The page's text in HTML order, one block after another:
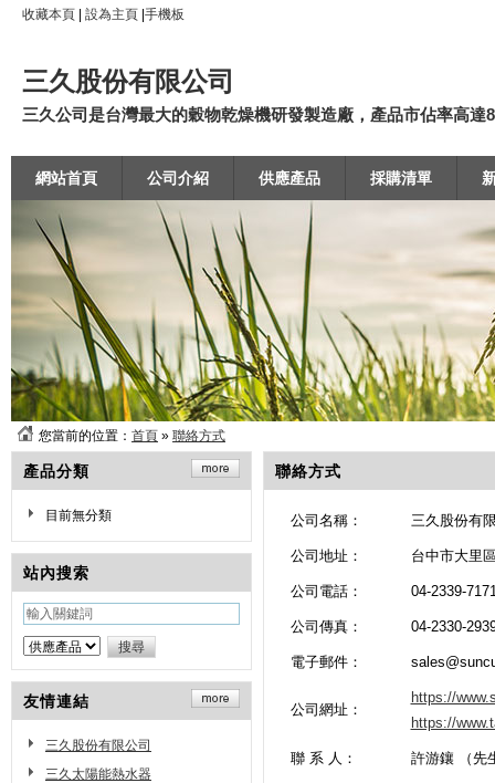
收藏本頁 設為主頁 手機板
三久股份有限公司
三久公司是台灣最大的穀物乾燥機研發製造廠，產品市佔率高達
網站首頁 公司介紹 供應產品 採購清單
您當前的位置： 首頁 » 聯絡方式
產品分類
目前無分類
站內搜索
友情連結
三久股份有限公司
三久太陽能熱水器
聯絡方式
公司名稱： 三久股份有
公司地址： 台中市大里
公司電話： 04-2339-
公司傳真： 04-2330-
電子郵件：
公司網址：
https://
https://
聯 系 人： 許游鑲 （先